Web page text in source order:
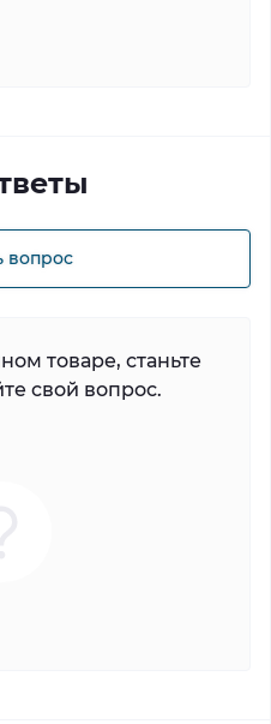
вопрос
товаре, станьте
свой вопрос.